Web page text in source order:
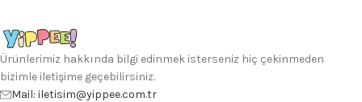
Ürünlerimiz hakkında bilgi edinmek isterseniz hiç çekinmeden
bizimle iletişime geçebilirsiniz.
Mail: iletisim@yippee.com.tr